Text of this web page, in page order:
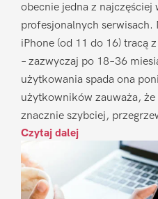
obecnie jedna z
profesjonalnych serwisach.
iPhone (od 11 do 16) tracą
– zazwyczaj po 18–36
użytkowania spada ona
użytkowników zauważa, że
znacznie szybciej,
Czytaj dalej